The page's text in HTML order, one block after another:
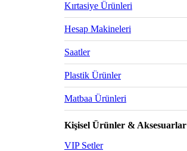
Kırtasiye Ürünleri
Hesap Makineleri
Saatler
Plastik Ürünler
Matbaa Ürünleri
Kişisel Ürünler & Aksesuarlar
VIP Setler